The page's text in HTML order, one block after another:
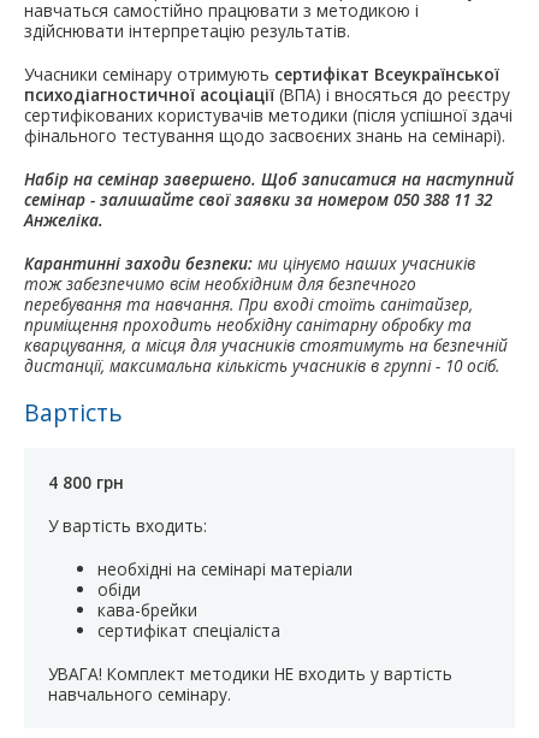
навчаться самостійно працювати з методикою і
здійснювати інтерпретацію результатів.
Учасники семінару отримують сертифікат Всеукраїнської
психодіагностичної асоціації (ВПА) і вносяться до реєстру
сертифікованих користувачів методики (після успішної здачі
фінального тестування щодо засвоєних знань на семінарі).
Набір на семінар завершено. Щоб записатися на наступний
семінар - залишайте свої заявки за номером 050 388 11 32
Анжеліка.
Карантинні заходи безпеки: ми цінуємо наших учасників
тож забезпечимо всім необхідним для безпечного
перебування та навчання. При вході стоїть санітайзер,
приміщення проходить необхідну санітарну обробку та
кварцування, а місця для учасників стоятимуть на безпечній
дистанції, максимальна кількість учасників в группі - 10 осіб.
Вартість
4 800 грн
У вартість входить:
необхідні на семінарі матеріали
обіди
кава-брейки
сертифікат спеціаліста
УВАГА! Комплект методики НЕ входить у вартість
навчального семінару.